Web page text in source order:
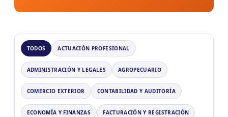
TODOS ACTUACIÓN PROFESIONAL
ADMINISTRACIÓN Y LEGALES AGROPECUARIO
COMERCIO EXTERIOR CONTABILIDAD Y AUDITORÍA
ECONOMÍA Y FINANZAS FACTURACIÓN Y REGISTRACIÓN